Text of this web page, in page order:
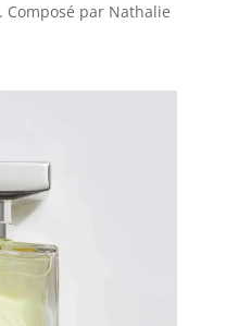
Composé par Nathalie